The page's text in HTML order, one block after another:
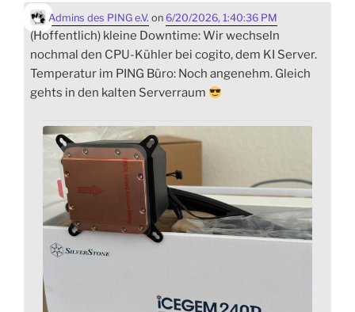
Admins des PING e.V. on 6/20/2026, 1:40:36 PM
(Hoffentlich) kleine Downtime: Wir wechseln
nochmal den CPU-Kühler bei cogito, dem KI Server.
Temperatur im PING Büro: Noch angenehm. Gleich
gehts in den kalten Serverraum